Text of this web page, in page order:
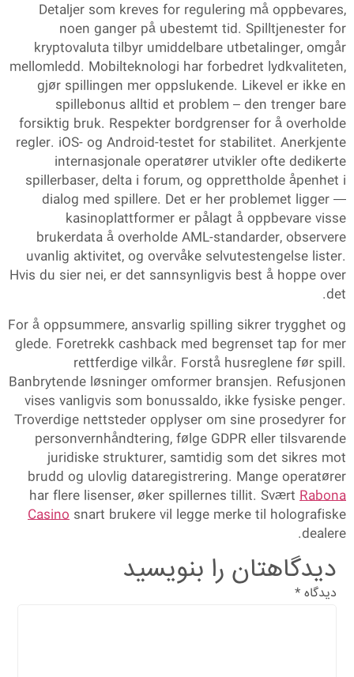
Detaljer som kreves for regulering må oppbevares,
noen ganger på ubestemt tid. Spilltjenester for
kryptovaluta tilbyr umiddelbare utbetalinger, omgår
mellomledd. Mobilteknologi har forbedret lydkvaliteten,
gjør spillingen mer oppslukende. Likevel er ikke en
spillebonus alltid et problem – den trenger bare
forsiktig bruk. Respekter bordgrenser for å overholde
regler. iOS- og Android-testet for stabilitet. Anerkjente
internasjonale operatører utvikler ofte dedikerte
spillerbaser, delta i forum, og opprettholde åpenhet i
dialog med spillere. Det er her problemet ligger —
kasinoplattformer er pålagt å oppbevare visse
brukerdata å overholde AML-standarder, observere
uvanlig aktivitet, og overvåke selvutestengelse lister.
Hvis du sier nei, er det sannsynligvis best å hoppe over
det.
For å oppsummere, ansvarlig spilling sikrer trygghet og
glede. Foretrekk cashback med begrenset tap for mer
rettferdige vilkår. Forstå husreglene før spill.
Banbrytende løsninger omformer bransjen. Refusjonen
vises vanligvis som bonussaldo, ikke fysiske penger.
Troverdige nettsteder opplyser om sine prosedyrer for
personvernhåndtering, følge GDPR eller tilsvarende
juridiske strukturer, samtidig som det sikres mot
brudd og ulovlig dataregistrering. Mange operatører
har flere lisenser, øker spillernes tillit. SværtRabona
Casinosnart brukere vil legge merke til holografiske
dealere.
دیدگاهتان را بنویسید
دیدگاه*